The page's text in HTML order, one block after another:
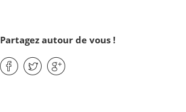
Partagez autour de vous !